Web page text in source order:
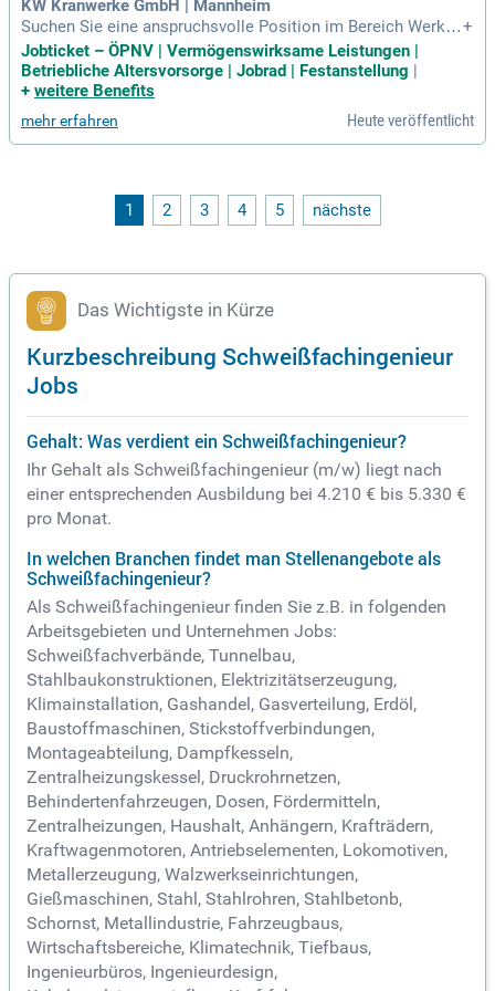
KW Kranwerke GmbH | Mannheim
Suchen Sie eine anspruchsvolle Position im Bereich Werkst
offtechnik oder Maschinenbau? Wir bieten eine Festanstellu
ng für einen Schweißfachingenieur (IWE/EWE), bevorzugt mi
t Berufserfahrung in der Schweißtechnik. Ihre fundierten Ken
tig, ebenso eine strukturierte, eigenverantwortliche Arbeitsw
eise. Sie sollten Verantwortungsbewusstsein, Teamfähigkei
rieblicher Altersvorsorge und 30 Tagen Urlaub. Bewerben Si
e sich jetzt und gestalten Sie Ihre Zukunft in einem innovati
+
Jobticket – ÖPNV | Vermögenswirksame Leistungen |
Betriebliche Altersvorsorge | Jobrad | Festanstellung
+ weitere Benefits
mehr erfahren Heute veröffentlicht
1 2 3 4 5 nächste
Das Wichtigste in Kürze
Kurzbeschreibung Schweißfachingenieur
Jobs
Gehalt: Was verdient ein Schweißfachingenieur?
Ihr Gehalt als Schweißfachingenieur (m/w) liegt nach
einer entsprechenden Ausbildung bei 4.210 € bis 5.330 €
pro Monat.
In welchen Branchen findet man Stellenangebote als
Schweißfachingenieur?
Als Schweißfachingenieur finden Sie z.B. in folgenden
Arbeitsgebieten und Unternehmen Jobs:
Schweißfachverbände, Tunnelbau,
Stahlbaukonstruktionen, Elektrizitätserzeugung,
Klimainstallation, Gashandel, Gasverteilung, Erdöl,
Baustoffmaschinen, Stickstoffverbindungen,
Montageabteilung, Dampfkesseln,
Zentralheizungskessel, Druckrohrnetzen,
Behindertenfahrzeugen, Dosen, Fördermitteln,
Zentralheizungen, Haushalt, Anhängern, Krafträdern,
Kraftwagenmotoren, Antriebselementen, Lokomotiven,
Metallerzeugung, Walzwerkseinrichtungen,
Gießmaschinen, Stahl, Stahlrohren, Stahlbetonb,
Schornst, Metallindustrie, Fahrzeugbaus,
Wirtschaftsbereiche, Klimatechnik, Tiefbaus,
Ingenieurbüros, Ingenieurdesign,